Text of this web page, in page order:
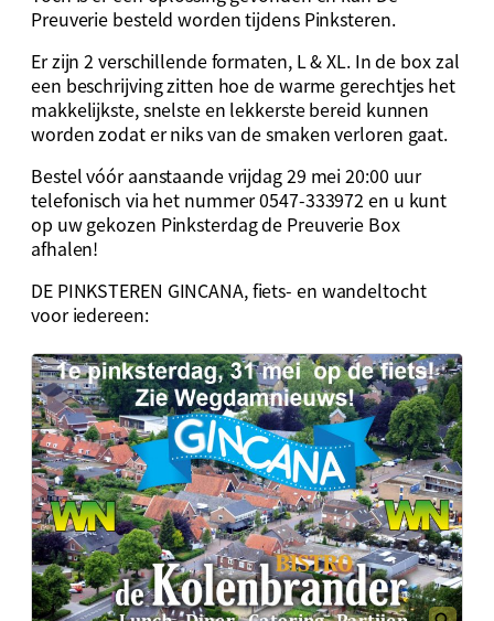
Preuverie besteld worden tijdens Pinksteren.
Er zijn 2 verschillende formaten, L & XL. In de box zal
een beschrijving zitten hoe de warme gerechtjes het
makkelijkste, snelste en lekkerste bereid kunnen
worden zodat er niks van de smaken verloren gaat.
Bestel vóór aanstaande vrijdag 29 mei 20:00 uur
telefonisch via het nummer 0547-333972 en u kunt
op uw gekozen Pinksterdag de Preuverie Box
afhalen!
DE PINKSTEREN GINCANA, fiets- en wandeltocht
voor iedereen: